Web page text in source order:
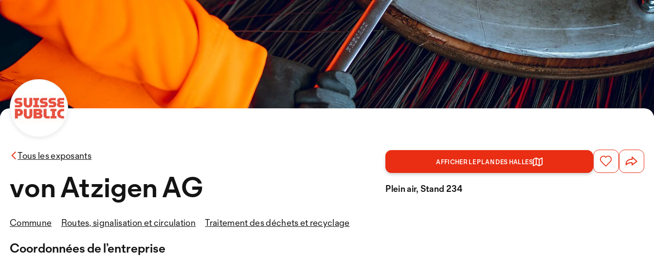
Tous les exposants
von Atzigen AG
Commune Routes, signalisation et circulation Traitement des déchets et recyclage
AFFICHER LE PLAN DES HALLES
Plein air, Stand 234
Coordonnées de l’entreprise